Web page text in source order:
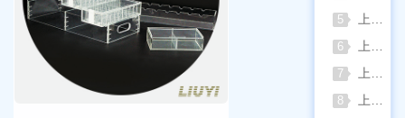
5 上海浦春JY系列静水力学天平：工程与科研领域的精准密度测试利器
6 上海申光WYA-2S数字阿贝折射仪与低温恒温槽组合应用方案
7 上海一恒生化培养箱科学选型指南
8 上海彼爱姆荧光显微镜在多领域样品荧光成像中的应用与工艺优化